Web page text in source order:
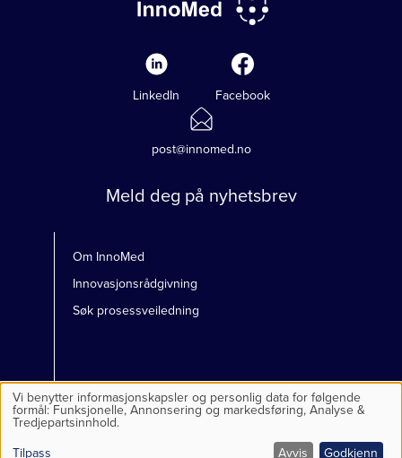
LinkedIn Facebook
post@innomed.no
Meld deg på nyhetsbrev
Om InnoMed
Innovasjonsrådgivning
Søk prosessveiledning
Personvernerklæring
Bruk
av
personlig
Vi benytter informasjonskapsler og personlig data for følgende
formål: Funksjonelle, Annonsering og markedsføring, Analyse &
Tredjepartsinnhold.
Tilpass Avvis Godkjenn